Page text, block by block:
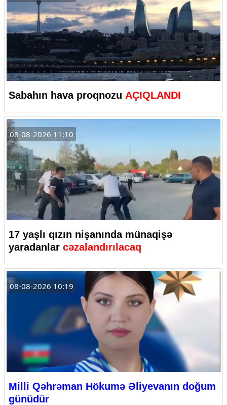
Sabahın hava proqnozu AÇIQLANDI
08-08-2026 11:10
17 yaşlı qızın nişanında münaqişə
yaradanlar cəzalandırılacaq
08-08-2026 10:19
Milli Qəhrəman Hökumə Əliyevanın doğum
günüdür